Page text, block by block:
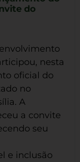
do
nesta
oficial do
no
A
a convite
seu
e inclusão